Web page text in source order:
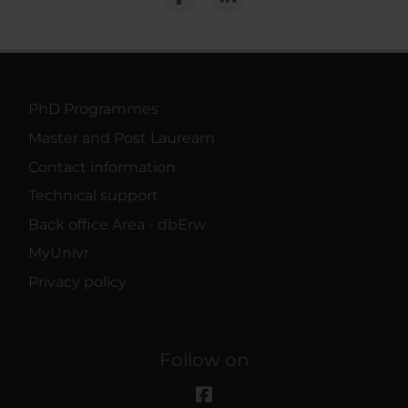
PhD Programmes
Master and Post Lauream
Contact information
Technical support
Back office Area - dbErw
MyUnivr
Privacy policy
Follow on